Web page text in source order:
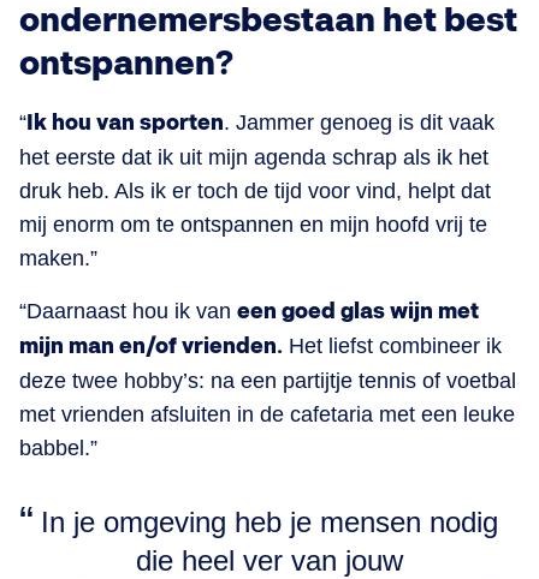
ondernemersbestaan het best
ontspannen?
“ Ik hou van sporten. Jammer genoeg is dit vaak
het eerste dat ik uit mijn agenda schrap als ik het
druk heb. Als ik er toch de tijd voor vind, helpt dat
mij enorm om te ontspannen en mijn hoofd vrij te
maken.”
“Daarnaast hou ik van een goed glas wijn met
mijn man en/of vrienden. Het liefst combineer ik
deze twee hobby’s: na een partijtje tennis of voetbal
met vrienden afsluiten in de cafetaria met een leuke
babbel.”
In je omgeving heb je mensen nodig
die heel ver van jouw